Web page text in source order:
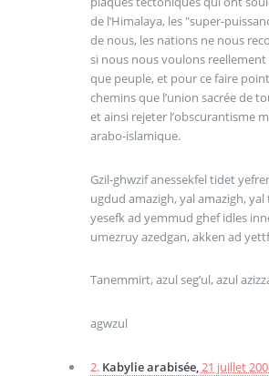
de l’Himalaya, les "super-
de nous, les nations ne nous
si nous nous voulons
que peuple, et pour ce faire
chemins que l’union sacrée de
et ainsi rejeter l’obscurantisme
arabo-islamique.
Gzil-ghwzif anessekfel tidet
ugdud amazigh, yal amazigh,
yesefk ad yemmud ghef idles
umezruy azedgan, akken ad
Tanemmirt, azul seg’ul, azul
agwzul
2. Kabylie arabisée, 21 juillet